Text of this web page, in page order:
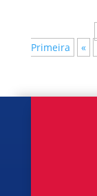
Primeira
«